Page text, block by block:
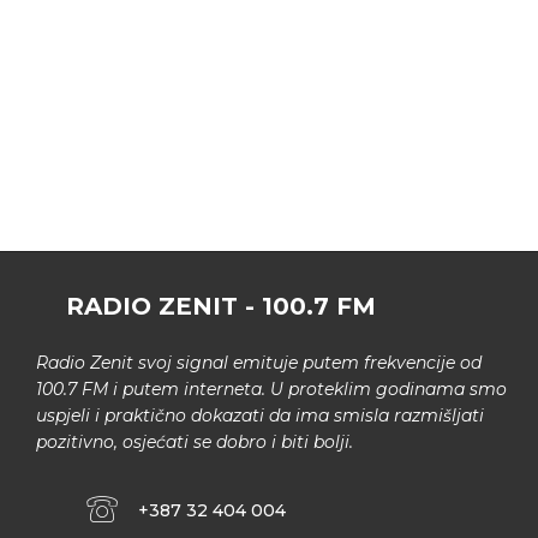
RADIO ZENIT - 100.7 FM
Radio Zenit svoj signal emituje putem frekvencije od
100.7 FM i putem interneta. U proteklim godinama smo
uspjeli i praktično dokazati da ima smisla razmišljati
pozitivno, osjećati se dobro i biti bolji.
+387 32 404 004